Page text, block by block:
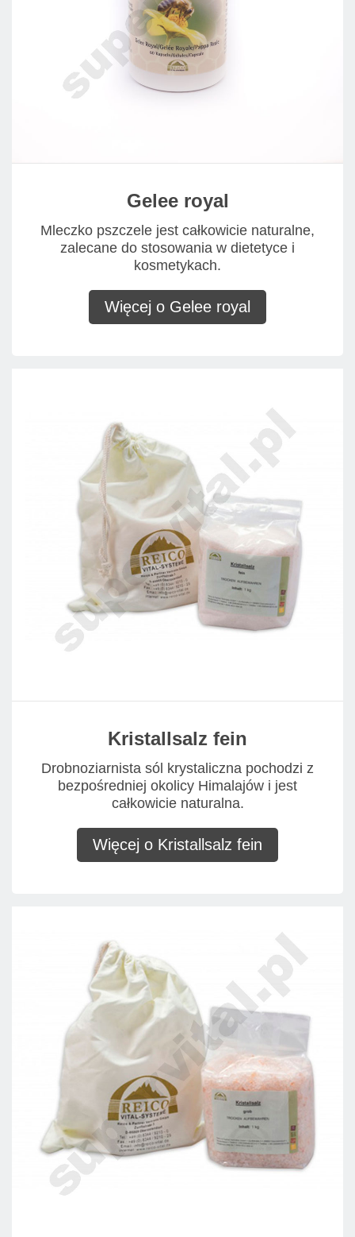
Gelee royal
Mleczko pszczele jest całkowicie naturalne,
zalecane do stosowania w dietetyce i
kosmetykach.
Więcej o Gelee royal
Kristallsalz fein
Drobnoziarnista sól krystaliczna pochodzi z
bezpośredniej okolicy Himalajów i jest
całkowicie naturalna.
Więcej o Kristallsalz fein